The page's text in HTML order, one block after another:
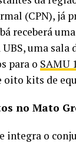
(CPN), já
receberá
uma
para o SAMU
oito kits de
no Mato
integra o